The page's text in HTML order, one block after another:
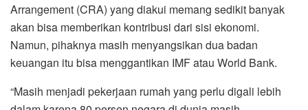
Arrangement (CRA) yang diakui memang sedikit banyak
akan bisa memberikan kontribusi dari sisi ekonomi.
Namun, pihaknya masih menyangsikan dua badan
keuangan itu bisa menggantikan IMF atau World Bank.
“Masih menjadi pekerjaan rumah yang perlu digali lebih